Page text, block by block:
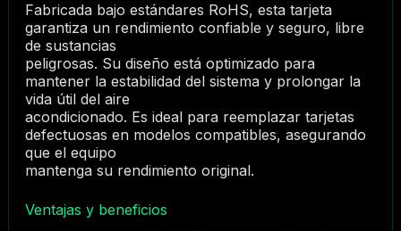
Fabricada bajo estándares RoHS, esta tarjeta
garantiza un rendimiento confiable y seguro, libre
de sustancias
peligrosas. Su diseño está optimizado para
mantener la estabilidad del sistema y prolongar la
vida útil del aire
acondicionado. Es ideal para reemplazar tarjetas
defectuosas en modelos compatibles, asegurando
que el equipo
mantenga su rendimiento original.
Ventajas y beneficios